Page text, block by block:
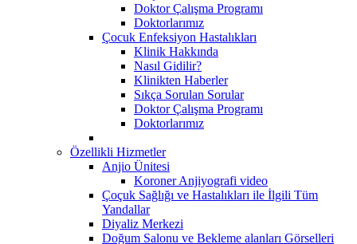
Doktor Çalışma Programı
Doktorlarımız
Çocuk Enfeksiyon Hastalıkları
Klinik Hakkında
Nasıl Gidilir?
Klinikten Haberler
Sıkça Sorulan Sorular
Doktor Çalışma Programı
Doktorlarımız
Özellikli Hizmetler
Anjio Ünitesi
Koroner Anjiyografi video
Çoçuk Sağlığı ve Hastalıkları ile İlgili Tüm
Yandallar
Diyaliz Merkezi
Doğum Salonu ve Bekleme alanları Görselleri